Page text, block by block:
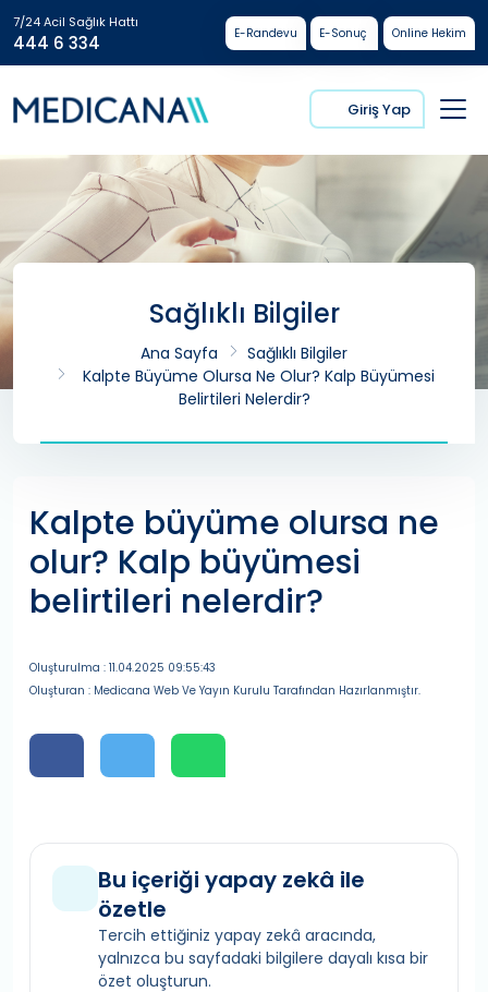
7/24 Acil Sağlık Hattı
444 6 334 E-Randevu E-Sonuç Online Hekim
Giriş Yap
Sağlıklı Bilgiler
Ana Sayfa
Sağlıklı Bilgiler
Kalpte Büyüme Olursa Ne Olur? Kalp Büyümesi
Belirtileri Nelerdir?
Kalpte büyüme olursa ne
olur? Kalp büyümesi
belirtileri nelerdir?
Oluşturulma : 11.04.2025 09:55:43
Oluşturan : Medicana Web Ve Yayın Kurulu Tarafından Hazırlanmıştır.
Bu içeriği yapay zekâ ile
özetle
Tercih ettiğiniz yapay zekâ aracında,
yalnızca bu sayfadaki bilgilere dayalı kısa bir
özet oluşturun.